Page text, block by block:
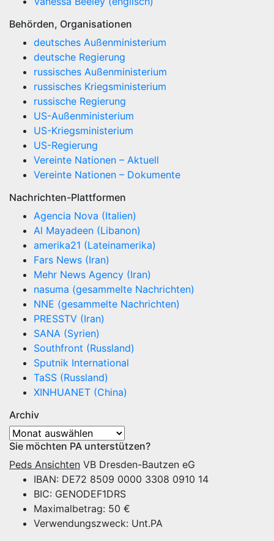
Behörden, Organisationen
deutsches Außenministerium
deutsche Regierung
russisches Außenministerium
russisches Kriegsministerium
russische Regierung
US-Außenministerium
US-Kriegsministerium
US-Regierung
Vereinte Nationen – Aktuell
Vereinte Nationen – Dokumente
Nachrichten-Plattformen
Agencia Nova (Italien)
Al Mayadeen (Libanon)
amerika21 (Lateinamerika)
Fars News (Iran)
Mehr News Agency (Iran)
nasuma (gesammelte Nachrichten)
NNE (gesammelte Nachrichten)
PRESSTV (Iran)
SANA (Syrien)
Southfront (Russland)
Sputnik International
TaSS (Russland)
XINHUANET (China)
Archiv
Archiv
Sie möchten PA unterstützen?
Peds Ansichten VB Dresden-Bautzen eG
IBAN: DE72 8509 0000 3308 0910 14
BIC: GENODEF1DRS
Maximalbetrag: 50 €
Verwendungszweck: Unt.PA